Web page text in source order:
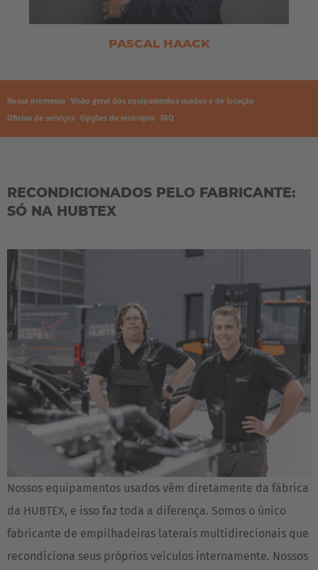
PASCAL HAACK
Nossa promessa
Visão geral dos equipamentos usados e de locação
Oficina de serviços
Opções de recompra FAQ
RECONDICIONADOS PELO FABRICANTE:
SÓ NA HUBTEX
Nossos equipamentos usados vêm diretamente da fábrica
da HUBTEX, e isso faz toda a diferença. Somos o único
fabricante de empilhadeiras laterais multidirecionais que
recondiciona seus próprios veículos internamente. Nossos